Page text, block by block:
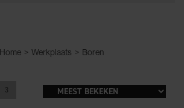
Home > Werkplaats > Boren
3